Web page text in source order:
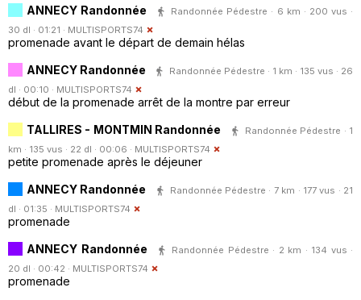
ANNECY Randonnée
Randonnée Pédestre · 6 km · 200 vus ·
30 dl · 01:21 · MULTISPORTS74
promenade avant le départ de demain hélas
ANNECY Randonnée
Randonnée Pédestre · 1 km · 135 vus · 26
dl · 00:10 · MULTISPORTS74
début de la promenade arrêt de la montre par erreur
TALLIRES - MONTMIN Randonnée
Randonnée Pédestre · 1
km · 135 vus · 22 dl · 00:06 · MULTISPORTS74
petite promenade après le déjeuner
ANNECY Randonnée
Randonnée Pédestre · 7 km · 177 vus · 21
dl · 01:35 · MULTISPORTS74
promenade
ANNECY Randonnée
Randonnée Pédestre · 2 km · 134 vus ·
20 dl · 00:42 · MULTISPORTS74
promenade